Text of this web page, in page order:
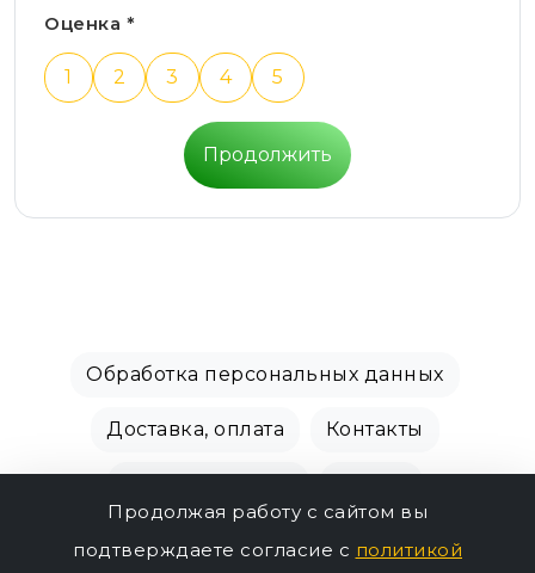
Оценка *
1 2 3 4 5
Продолжить
Обработка персональных данных
Доставка, оплата Контакты
Продолжая работу с сайтом вы
подтверждаете согласие с политикой